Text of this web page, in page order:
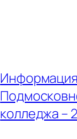
колледжа –